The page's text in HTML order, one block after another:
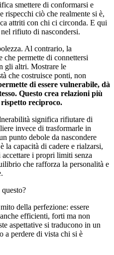
smettere di conformarsi e
rispecchi ciò che realmente si è,
attriti con chi ci circonda. E qui
rifiuto di nascondersi.
Al contrario, la
permette di connettersi
gli altri. Mostrare le
che costruisce ponti, non
di essere vulnerabile, dà
Questo crea relazioni più
reciproco.
significa rifiutare di
invece di trasformarle in
punto debole da nascondere
la capacità di cadere e rialzarsi,
i propri limiti senza
che rafforza la personalità e
della perfezione: essere
efficienti, forti ma non
aspettative si traducono in un
a perdere di vista chi si è